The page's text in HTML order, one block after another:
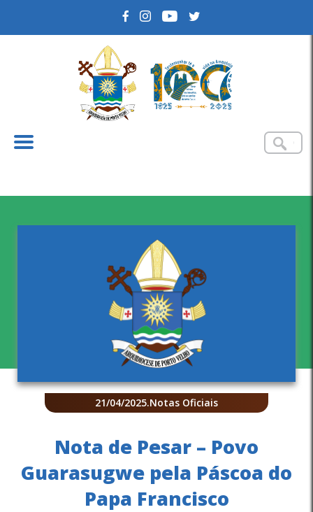
21/04/2025.Notas Oficiais
Nota de Pesar – Povo
Guarasugwe pela Páscoa do
Papa Francisco